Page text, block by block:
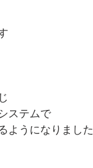
ステムで
ようになりました